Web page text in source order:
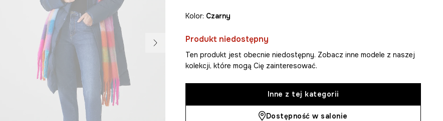
Kolor: czarny
Produkt niedostępny
Ten produkt jest obecnie niedostępny. Zobacz inne modele z naszej
kolekcji, które mogą Cię zainteresować.
Inne z tej kategorii
Dostępność w salonie